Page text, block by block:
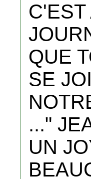
QUE
SE
..."
UN